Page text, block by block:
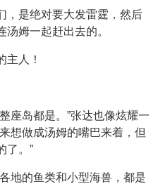
，是绝对要大发雷霆，然后
姆一起赶出去的。
主人！
座岛都是。”张达也像炫耀一
想做成汤姆的嘴巴来着，但
了。”
地的鱼类和小型海兽，都是